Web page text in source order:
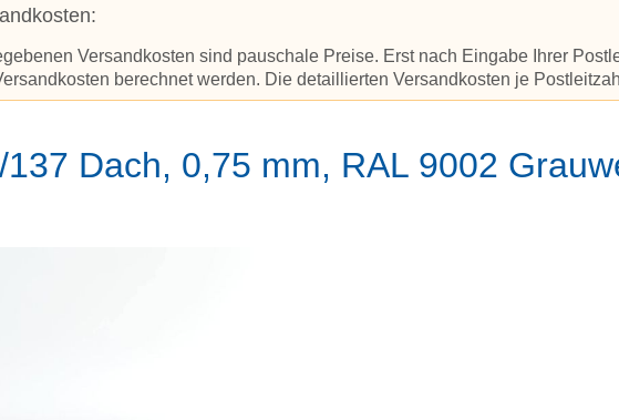
Versandkosten sind pauschale Preise. Erst nach Eingabe Ihrer
berechnet werden. Die detaillierten Versandkosten je
Dach, 0,75 mm, RAL 9002